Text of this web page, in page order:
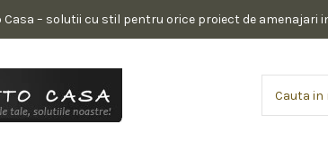
Casa – solutii cu stil pentru orice proiect de amenajari